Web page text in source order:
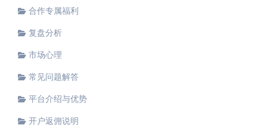
合作专属福利
复盘分析
市场心理
常见问题解答
平台介绍与优势
开户返佣说明